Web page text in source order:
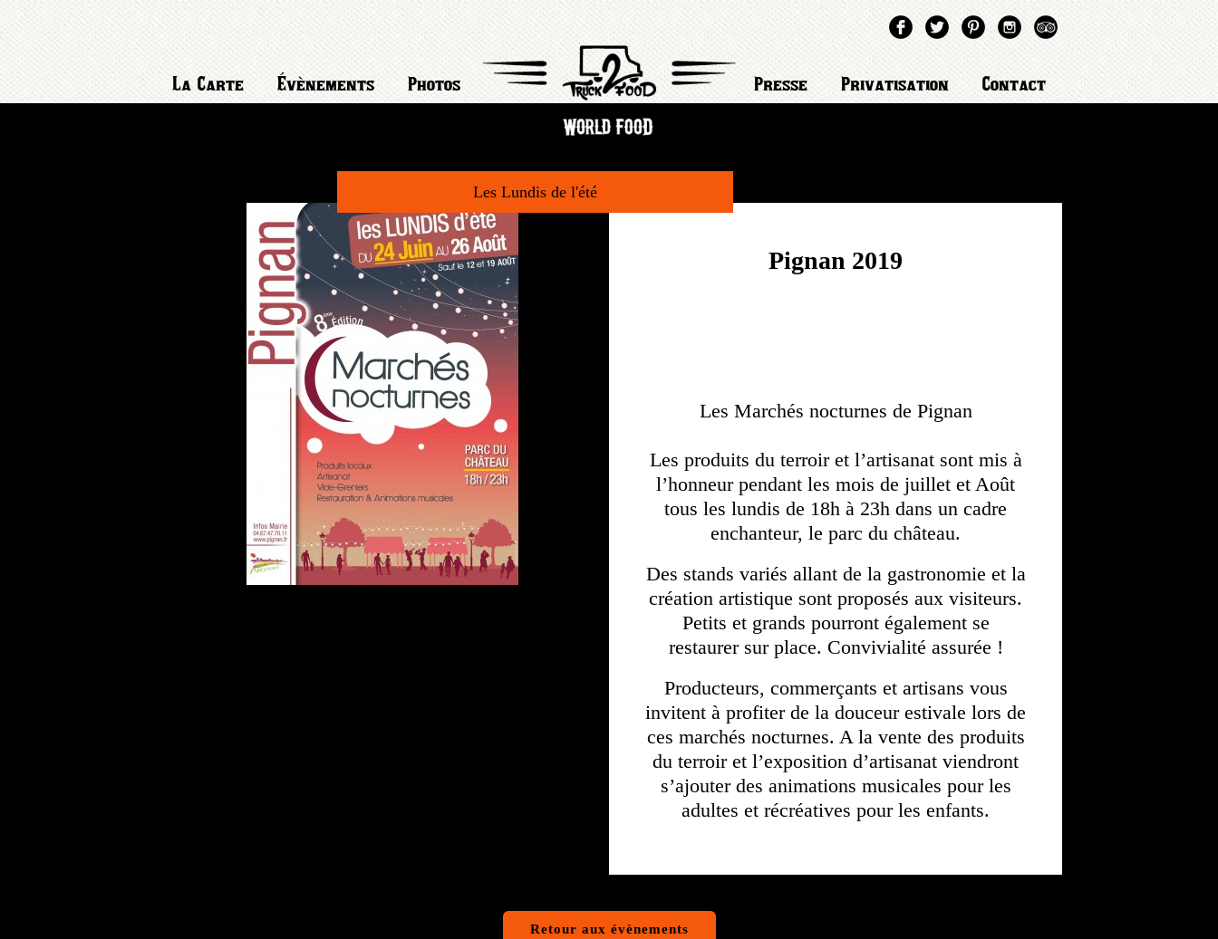
La Carte Évènements Photos Presse Privatisation Contact
Les Lundis de l'été
Pignan 2019
Les Marchés nocturnes de Pignan
Les produits du terroir et l’artisanat sont mis à
l’honneur pendant les mois de juillet et Août
tous les lundis de 18h à 23h dans un cadre
enchanteur, le parc du château.
Des stands variés allant de la gastronomie et la
création artistique sont proposés aux visiteurs.
Petits et grands pourront également se
restaurer sur place. Convivialité assurée !
Producteurs, commerçants et artisans vous
invitent à profiter de la douceur estivale lors de
ces marchés nocturnes. A la vente des produits
du terroir et l’exposition d’artisanat viendront
s’ajouter des animations musicales pour les
adultes et récréatives pour les enfants.
Retour aux évènements